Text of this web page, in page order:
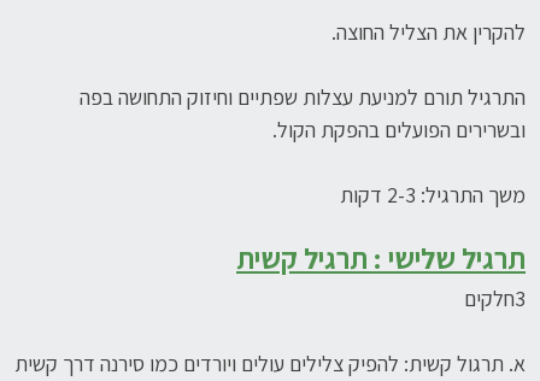
להקרין את הצליל החוצה.
התרגיל תורם למניעת עצלות שפתיים וחיזוק התחושה בפה
ובשרירים הפועלים בהפקת הקול.
משך התרגיל: 2-3 דקות
תרגיל שלישי : תרגיל קשית
3חלקים
א. תרגול קשית: להפיק צלילים עולים ויורדים כמו סירנה דרך קשית